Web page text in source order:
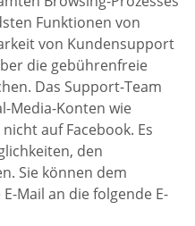
Funktionen von
von Kundensupport
die gebührenfreie
Das Support-Team
Media-Konten wie
auf Facebook. Es
den
Sie können dem
Mail an die folgende E-